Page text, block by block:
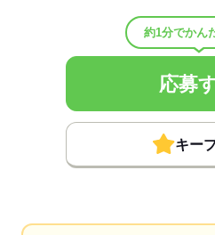
約1分でかん
応募
キー